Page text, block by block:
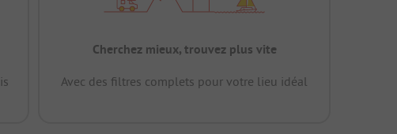
Cherchez mieux, trouvez plus vite
Avec des filtres complets pour votre lieu idéal